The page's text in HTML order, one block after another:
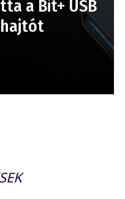
a Bit+ USB